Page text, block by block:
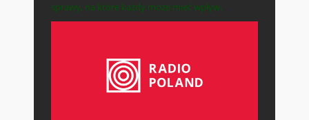
sprawy, na które każdy może mieć wpływ.